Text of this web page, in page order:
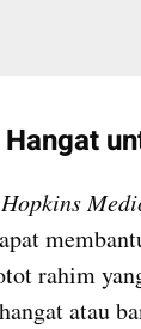
rahim
atau